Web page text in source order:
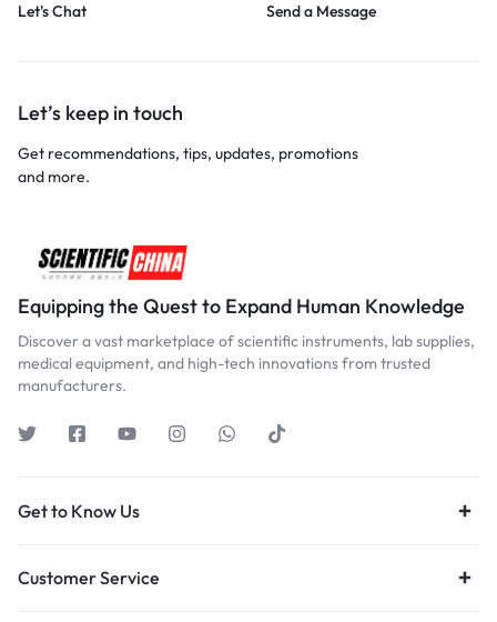
Let's Chat
Send a Message
Let’s keep in touch
Get recommendations, tips, updates, promotions
and more.
Equipping the Quest to Expand Human Knowledge
Discover a vast marketplace of scientific instruments, lab supplies,
medical equipment, and high-tech innovations from trusted
manufacturers.
Get to Know Us
Customer Service